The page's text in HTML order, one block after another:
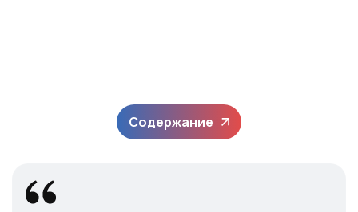
Содержание